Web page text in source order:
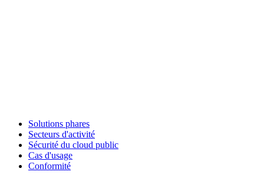
Solutions phares
Secteurs d'activité
Sécurité du cloud public
Cas d'usage
Conformité